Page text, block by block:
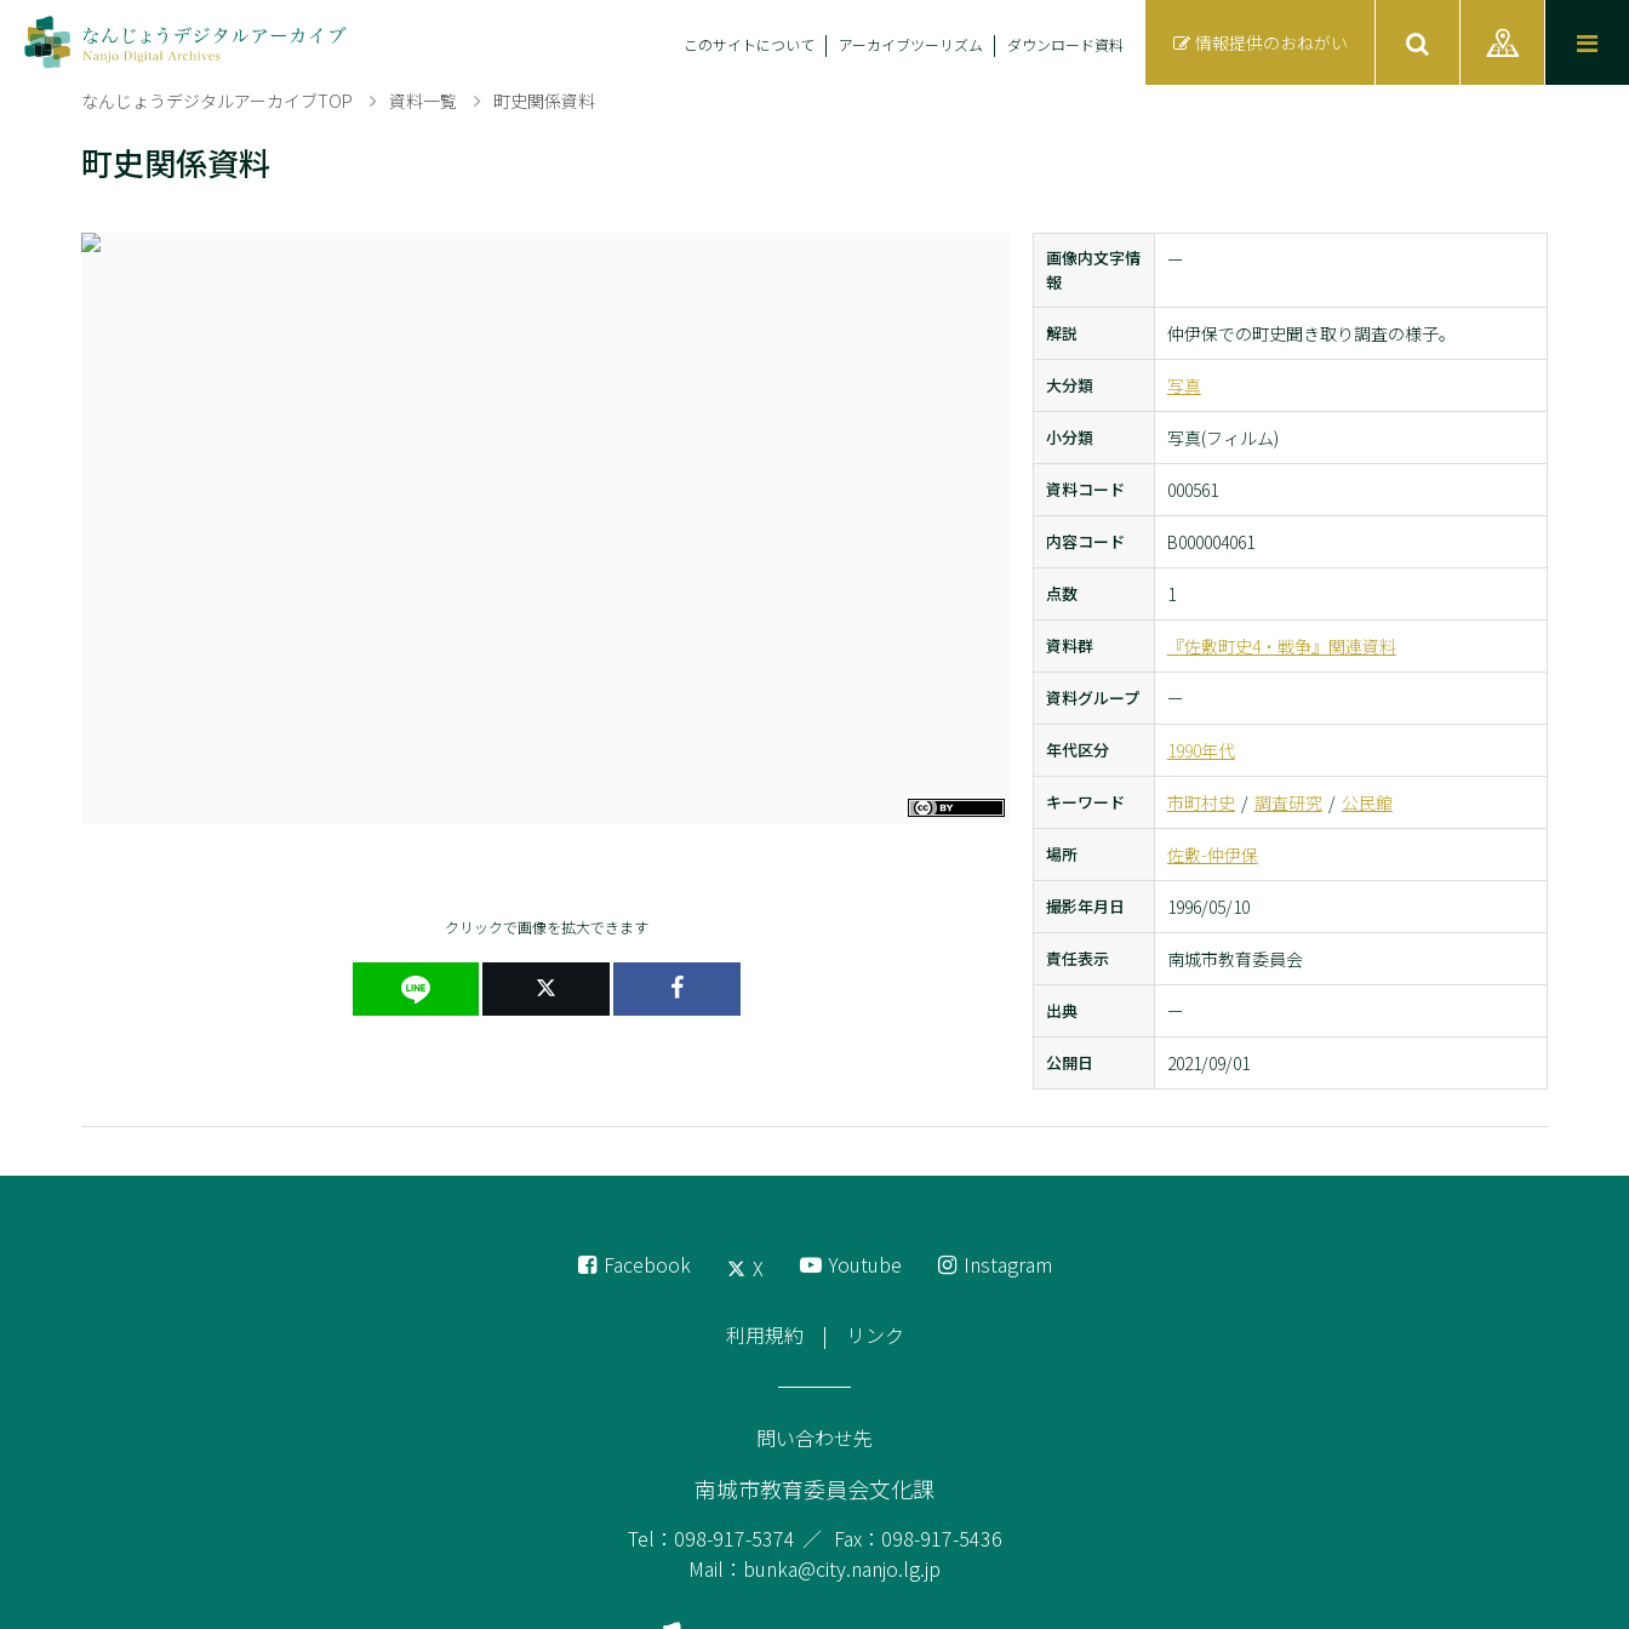
このサイトについて アーカイブツーリズム ダウンロード資料 情報提供のおねがい
なんじょうデジタルアーカイブTOP 資料一覧 町史関係資料
町史関係資料
クリックで画像を拡大できます
画像内文字情
報
ー
解説 仲伊保での町史聞き取り調査の様子。
大分類 写真
小分類 写真(フィルム)
資料コード 000561
内容コード B000004061
点数 1
資料群 『佐敷町史4・戦争』関連資料
資料グループ ー
年代区分 1990年代
キーワード 市町村史 調査研究 公民館
場所 佐敷-仲伊保
撮影年月日 1996/05/10
責任表示 南城市教育委員会
出典 ー
公開日 2021/09/01
Facebook X Youtube Instagram
利用規約 リンク
問い合わせ先
南城市教育委員会文化課
Tel：098-917-5374
Fax：098-917-5436
Mail：bunka@city.nanjo.lg.jp